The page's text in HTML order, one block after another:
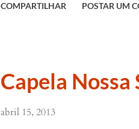
acontecerá no dia 18 de
Centro de Prevenção e
COMPARTILHAR POSTAR UM
Capela Nossa
abril 15, 2013